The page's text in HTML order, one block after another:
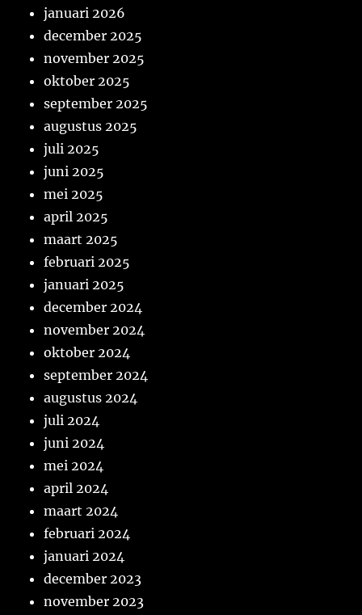
januari 2026
december 2025
november 2025
oktober 2025
september 2025
augustus 2025
juli 2025
juni 2025
mei 2025
april 2025
maart 2025
februari 2025
januari 2025
december 2024
november 2024
oktober 2024
september 2024
augustus 2024
juli 2024
juni 2024
mei 2024
april 2024
maart 2024
februari 2024
januari 2024
december 2023
november 2023